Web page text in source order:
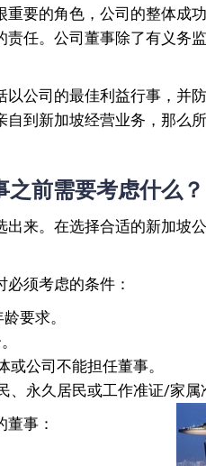
重要的角色，公司的整体成
责任。公司董事除了有义务
以公司的最佳利益行事，并
到新加坡经营业务，那么
前需要考虑什么？
出来。在选择合适的新加坡
须考虑的条件：
要求。
公司不能担任董事。
、永久居民或工作准证/家属
董事：